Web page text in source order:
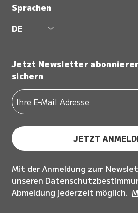
Sprachen
DE
Jetzt Newsletter
sichern
JETZT
Mit der Anmeldung zum
unseren
Abmeldung jederzeit möglich.